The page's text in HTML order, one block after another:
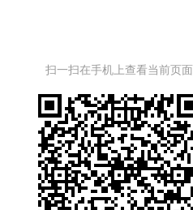
扫一扫在手机上查看当前页面